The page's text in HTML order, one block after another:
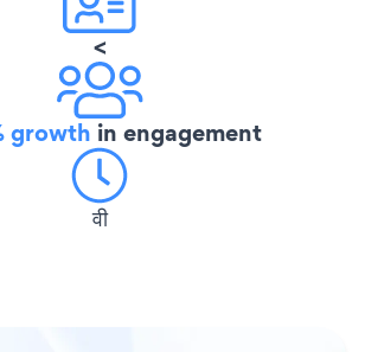
<
growth in engagement
वी